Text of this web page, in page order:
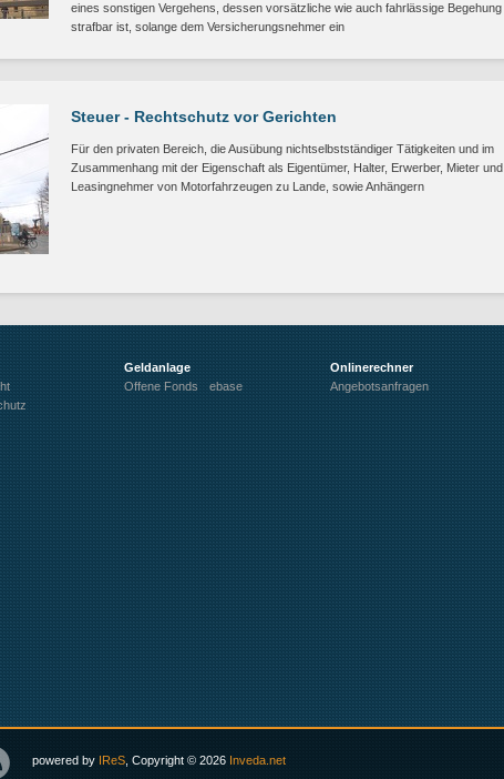
eines sonstigen Vergehens, dessen vorsätzliche wie auch fahrlässige Begehung
strafbar ist, solange dem Versicherungsnehmer ein
Steuer - Rechtschutz vor Gerichten
Für den privaten Bereich, die Ausübung nichtselbstständiger Tätigkeiten und im
Zusammenhang mit der Eigenschaft als Eigentümer, Halter, Erwerber, Mieter und
Leasingnehmer von Motorfahrzeugen zu Lande, sowie Anhängern
Geldanlage
Offene Fonds
ebase
Onlinerechner
Angebotsanfragen
powered by IReS , Copyright © 2026 Inveda.net